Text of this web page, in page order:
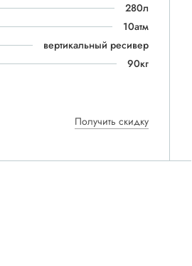
280л
10атм
вертикальный ресивер
90кг
Получить скидку